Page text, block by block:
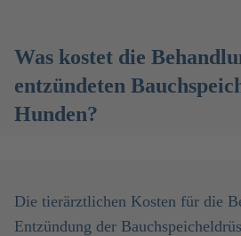
Was kostet die
entzündeten
Hunden?
Die tierärztlichen Kosten für die
Entzündung der